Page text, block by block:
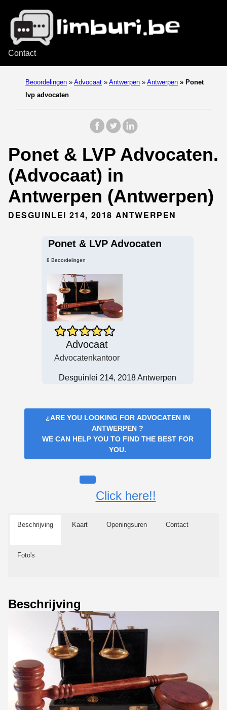
Contact
Beoordelingen » Advocaat » Antwerpen » Antwerpen » Ponet
lvp advocaten
Ponet & LVP Advocaten.
(Advocaat) in
Antwerpen (Antwerpen)
DESGUINLEI 214, 2018 ANTWERPEN
Ponet & LVP Advocaten
8 Beoordelingen
Advocaat
Advocatenkantoor
Desguinlei 214, 2018 Antwerpen
¿ARE YOU LOOKING FOR ADVOCATEN IN
ANTWERPEN ?
WE CAN HELP YOU TO FIND THE BEST FOR
YOU.
Click here!!
Beschrijving Kaart Openingsuren Contact
Foto's
Beschrijving